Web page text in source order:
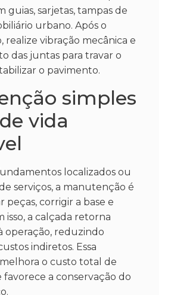
guias, sarjetas, tampas de
urbano. Após o
realize vibração mecânica e
das juntas para travar o
o pavimento.
simples
vida
localizados ou
serviços, a manutenção é
peças, corrigir a base e
isso, a calçada retorna
operação, reduzindo
indiretos. Essa
o custo total de
a conservação do